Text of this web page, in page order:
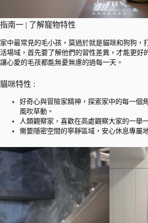
指南一 | 了解寵物特性
家中最常見的毛小孩，莫過於就是貓咪和狗狗，
活場域，首先要了解他們的習性差異，才能更好
讓心愛的毛孩都能無憂無慮的過每一天。
貓咪特性 :
好奇心與冒險家精神，探索家中的每一個
風吹草動。
人類觀察家，喜歡在高處觀察大家的一舉
需要隱密空間的寧靜區域，安心休息專屬